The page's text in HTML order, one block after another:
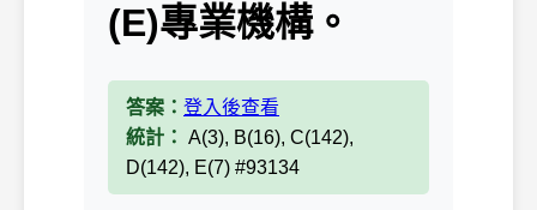
(E)專業機構。
答案： 登入後查看
統計： A(3), B(16), C(142),
D(142), E(7) #93134